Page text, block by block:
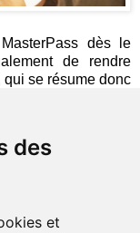
des
et
dès le
de rendre
se résume donc
d'une notification
La chaîne
tout le support de
le cas échéant)
angle d'attaque